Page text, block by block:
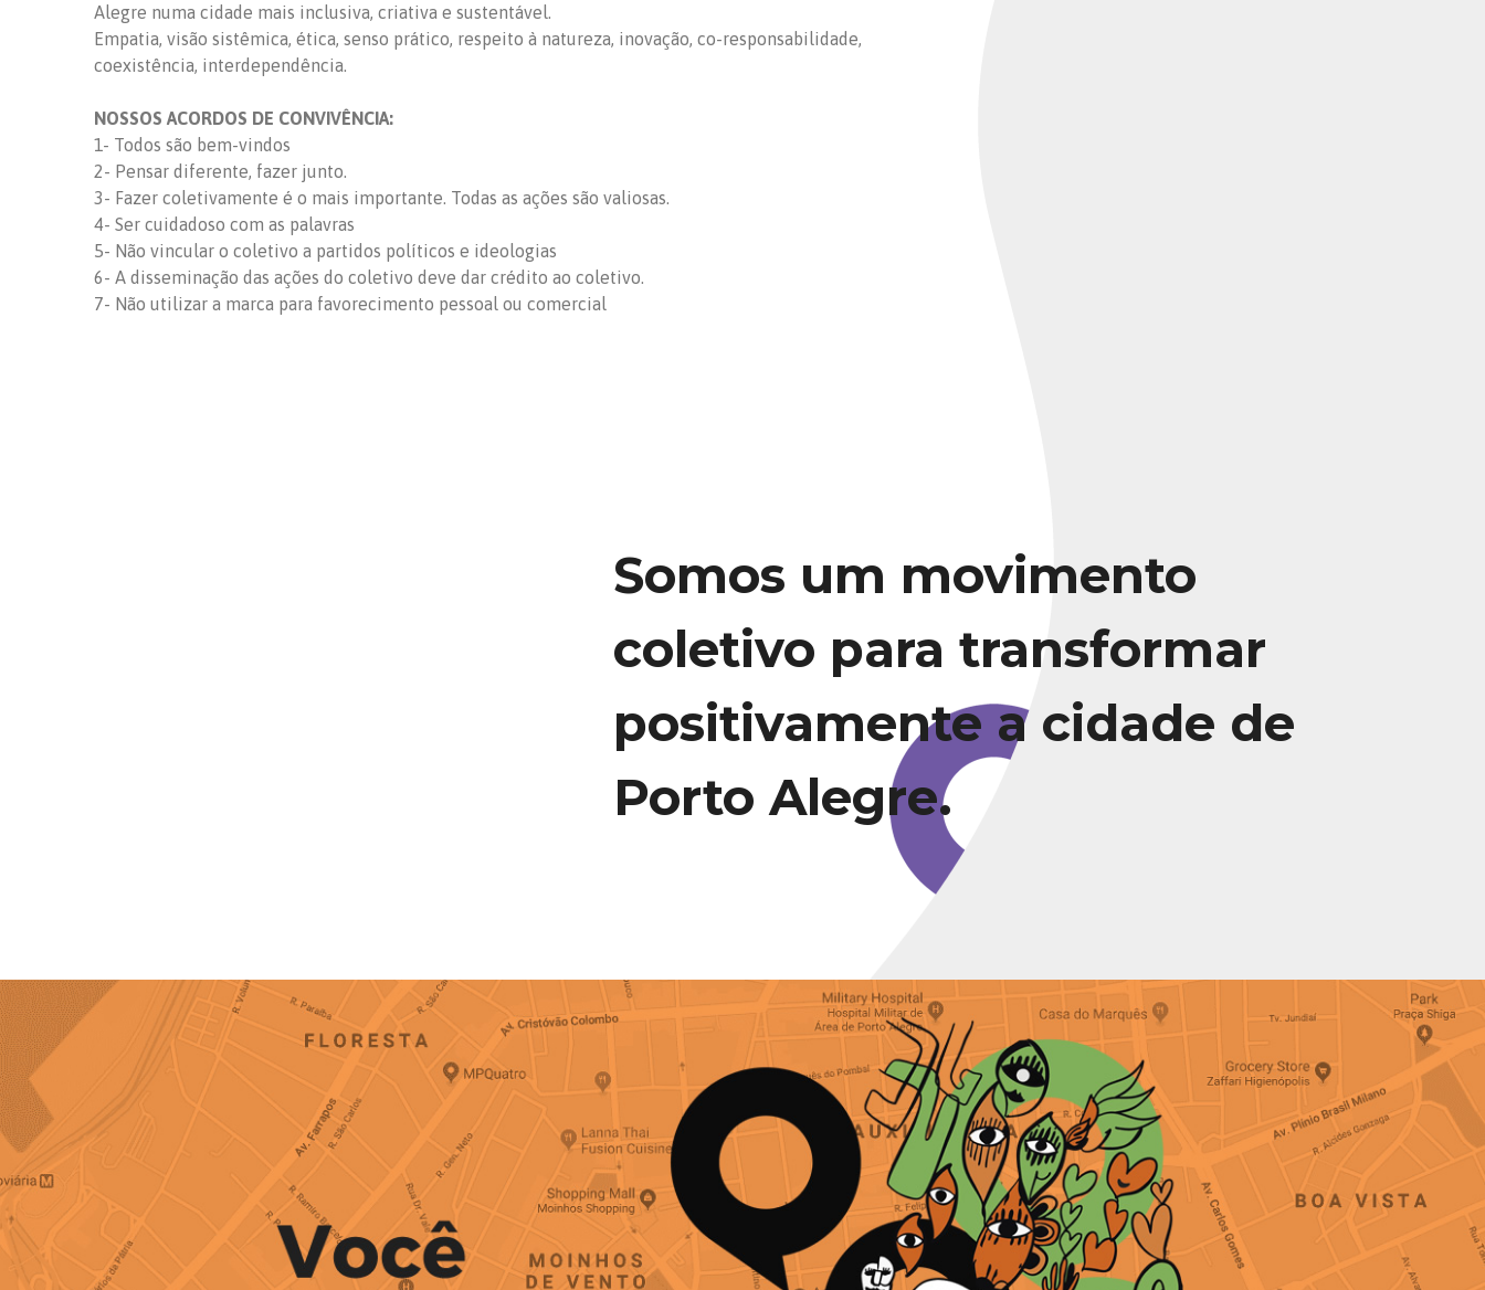
Alegre numa cidade mais inclusiva, criativa e sustentável.
Empatia, visão sistêmica, ética, senso prático, respeito à natureza, inovação, co-responsabilidade,
coexistência, interdependência.
NOSSOS ACORDOS DE CONVIVÊNCIA:
1- Todos são bem-vindos
2- Pensar diferente, fazer junto.
3- Fazer coletivamente é o mais importante. Todas as ações são valiosas.
4- Ser cuidadoso com as palavras
5- Não vincular o coletivo a partidos políticos e ideologias
6- A disseminação das ações do coletivo deve dar crédito ao coletivo.
7- Não utilizar a marca para favorecimento pessoal ou comercial
Somos um movimento
coletivo para transformar
positivamente a cidade de
Porto Alegre.